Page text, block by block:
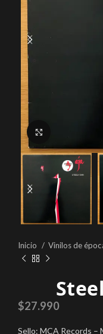
Inicio Vinilos de
$27.990
Sello: MCA Records –